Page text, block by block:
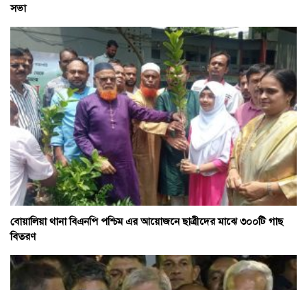
সভা
বোয়ালিয়া থানা বিএনপি পশ্চিম এর আয়োজনে ছাত্রীদের মাঝে ৩০০টি গাছ
বিতরণ